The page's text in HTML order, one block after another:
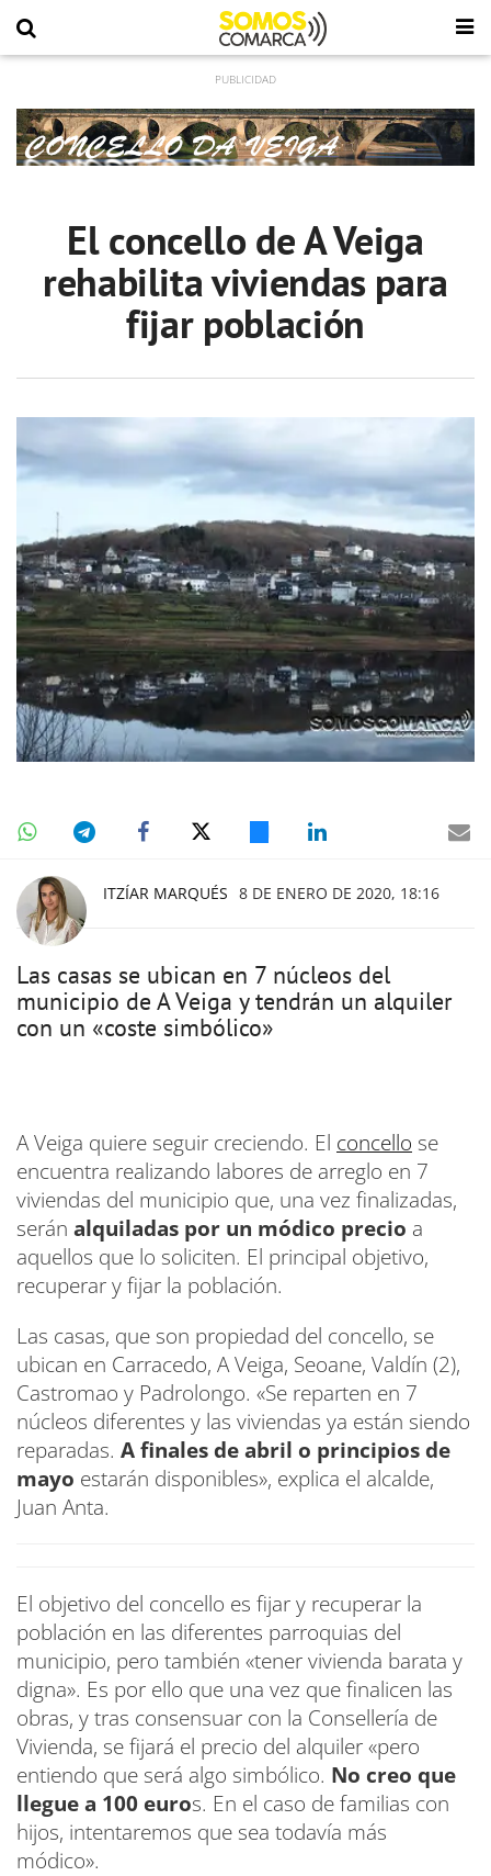
El concello de A Veiga
rehabilita viviendas para
fijar población
ITZÍAR MARQUÉS 8 DE ENERO DE 2020, 18:16
Las casas se ubican en 7 núcleos del
municipio de A Veiga y tendrán un alquiler
con un «coste simbólico»
A Veiga quiere seguir creciendo. El concello se
encuentra realizando labores de arreglo en 7
viviendas del municipio que, una vez finalizadas,
serán alquiladas por un módico precio a
aquellos que lo soliciten. El principal objetivo,
recuperar y fijar la población.
Las casas, que son propiedad del concello, se
ubican en Carracedo, A Veiga, Seoane, Valdín (2),
Castromao y Padrolongo. «Se reparten en 7
núcleos diferentes y las viviendas ya están siendo
reparadas. A finales de abril o principios de
mayo estarán disponibles», explica el alcalde,
Juan Anta.
El objetivo del concello es fijar y recuperar la
población en las diferentes parroquias del
municipio, pero también «tener vivienda barata y
digna». Es por ello que una vez que finalicen las
obras, y tras consensuar con la Consellería de
Vivienda, se fijará el precio del alquiler «pero
entiendo que será algo simbólico. No creo que
llegue a 100 euros. En el caso de familias con
hijos, intentaremos que sea todavía más
módico».